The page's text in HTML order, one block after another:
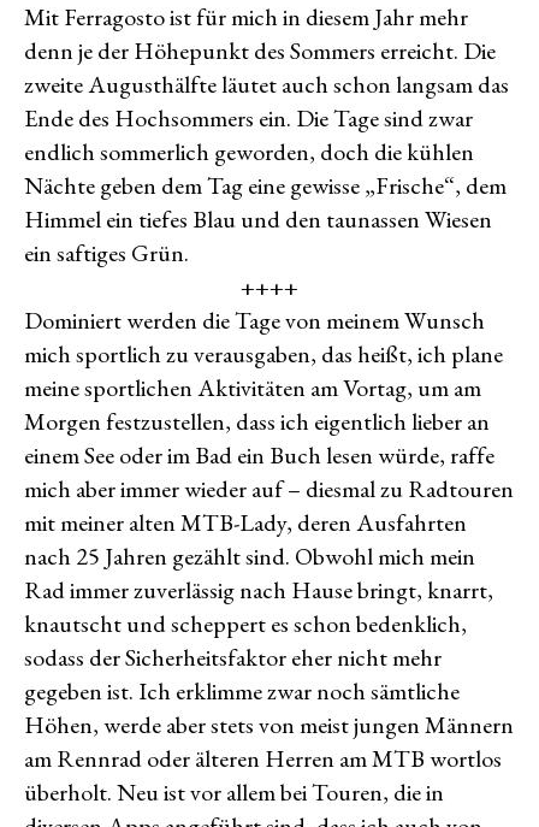
Mit Ferragosto ist für mich in diesem Jahr mehr
denn je der Höhepunkt des Sommers erreicht. Die
zweite Augusthälfte läutet auch schon langsam das
Ende des Hochsommers ein. Die Tage sind zwar
endlich sommerlich geworden, doch die kühlen
Nächte geben dem Tag eine gewisse „Frische“, dem
Himmel ein tiefes Blau und den taunassen Wiesen
ein saftiges Grün.
++++
Dominiert werden die Tage von meinem Wunsch
mich sportlich zu verausgaben, das heißt, ich plane
meine sportlichen Aktivitäten am Vortag, um am
Morgen festzustellen, dass ich eigentlich lieber an
einem See oder im Bad ein Buch lesen würde, raffe
mich aber immer wieder auf – diesmal zu Radtouren
mit meiner alten MTB-Lady, deren Ausfahrten
nach 25 Jahren gezählt sind. Obwohl mich mein
Rad immer zuverlässig nach Hause bringt, knarrt,
knautscht und scheppert es schon bedenklich,
sodass der Sicherheitsfaktor eher nicht mehr
gegeben ist. Ich erklimme zwar noch sämtliche
Höhen, werde aber stets von meist jungen Männern
am Rennrad oder älteren Herren am MTB wortlos
überholt. Neu ist vor allem bei Touren, die in